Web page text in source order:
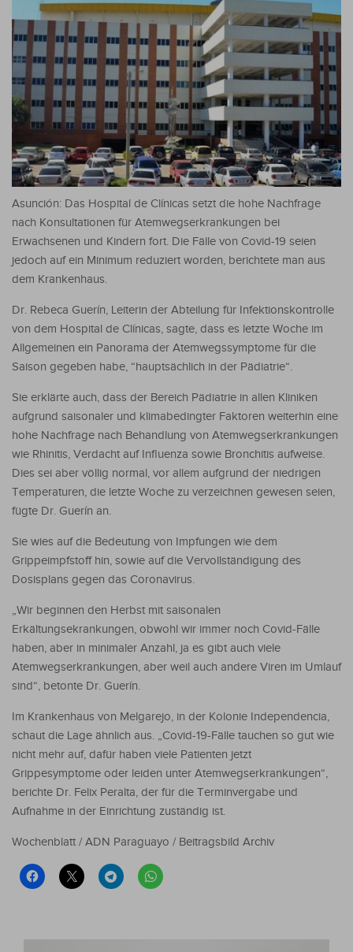
Asunción: Das Hospital de Clínicas setzt die hohe Nachfrage
nach Konsultationen für Atemwegserkrankungen bei
Erwachsenen und Kindern fort. Die Fälle von Covid-19 seien
jedoch auf ein Minimum reduziert worden, berichtete man aus
dem Krankenhaus.
Dr. Rebeca Guerín, Leiterin der Abteilung für Infektionskontrolle
von dem Hospital de Clínicas, sagte, dass es letzte Woche im
Allgemeinen ein Panorama der Atemwegssymptome für die
Saison gegeben habe, “hauptsächlich in der Pädiatrie“.
Sie erklärte auch, dass der Bereich Pädiatrie in allen Kliniken
aufgrund saisonaler und klimabedingter Faktoren weiterhin eine
hohe Nachfrage nach Behandlung von Atemwegserkrankungen
wie Rhinitis, Verdacht auf Influenza sowie Bronchitis aufweise.
Dies sei aber völlig normal, vor allem aufgrund der niedrigen
Temperaturen, die letzte Woche zu verzeichnen gewesen seien,
fügte Dr. Guerín an.
Sie wies auf die Bedeutung von Impfungen wie dem
Grippeimpfstoff hin, sowie auf die Vervollständigung des
Dosisplans gegen das Coronavirus.
„Wir beginnen den Herbst mit saisonalen
Erkältungsekrankungen, obwohl wir immer noch Covid-Fälle
haben, aber in minimaler Anzahl, ja es gibt auch viele
Atemwegserkrankungen, aber weil auch andere Viren im Umlauf
sind“, betonte Dr. Guerín.
Im Krankenhaus von Melgarejo, in der Kolonie Independencia,
schaut die Lage ähnlich aus. „Covid-19-Fälle tauchen so gut wie
nicht mehr auf, dafür haben viele Patienten jetzt
Grippesymptome oder leiden unter Atemwegserkrankungen“,
berichte Dr. Felix Peralta, der für die Terminvergabe und
Aufnahme in der Einrichtung zuständig ist.
Wochenblatt / ADN Paraguayo / Beitragsbild Archiv